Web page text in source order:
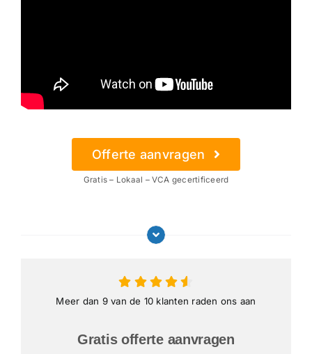
Offerte aanvragen
Gratis – Lokaal – VCA gecertificeerd
Meer dan 9 van de 10 klanten raden ons aan
Gratis offerte aanvragen